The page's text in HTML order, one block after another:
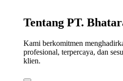
Tentang PT.
Kami berkomitmen
profesional, terpercaya, dan
klien.